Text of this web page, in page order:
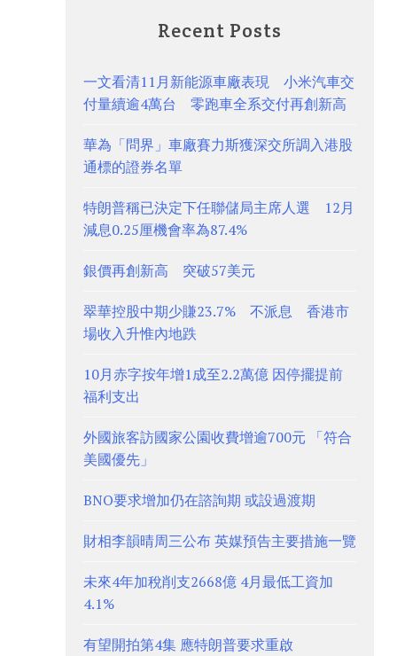
Recent Posts
一文看清11月新能源車廠表現 小米汽車交
付量續逾4萬台 零跑車全系交付再創新高
華為「問界」車廠賽力斯獲深交所調入港股
通標的證券名單
特朗普稱已決定下任聯儲局主席人選 12月
減息0.25厘機會率為87.4%
銀價再創新高 突破57美元
翠華控股中期少賺23.7% 不派息 香港市
場收入升惟內地跌
10月赤字按年增1成至2.2萬億 因停擺提前
福利支出
外國旅客訪國家公園收費增逾700元 「符合
美國優先」
BNO要求增加仍在諮詢期 或設過渡期
財相李韻晴周三公布 英媒預告主要措施一覽
未來4年加稅削支2668億 4月最低工資加
4.1%
有望開拍第4集 應特朗普要求重啟